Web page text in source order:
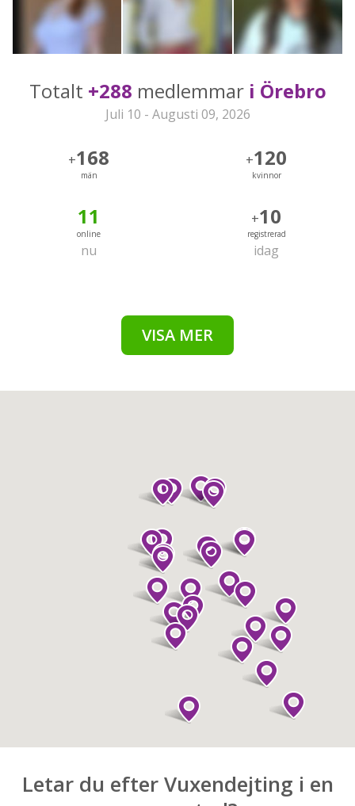
Totalt +288 medlemmar i Örebro
Juli 10 - Augusti 09, 2026
+168
män
+120
kvinnor
11
online
nu
+10
registrerad
idag
VISA MER
Letar du efter Vuxendejting i en